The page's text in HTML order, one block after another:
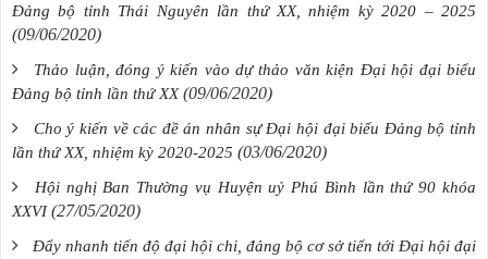
Đảng bộ tỉnh Thái Nguyên lần thứ XX, nhiệm kỳ 2020 – 2025
(09/06/2020)
Thảo luận, đóng ý kiến vào dự thảo văn kiện Đại hội đại biểu
Đảng bộ tỉnh lần thứ XX (09/06/2020)
Cho ý kiến về các đề án nhân sự Đại hội đại biểu Đảng bộ tỉnh
lần thứ XX, nhiệm kỳ 2020-2025 (03/06/2020)
Hội nghị Ban Thường vụ Huyện uỷ Phú Bình lần thứ 90 khóa
XXVI (27/05/2020)
Đẩy nhanh tiến độ đại hội chi, đảng bộ cơ sở tiến tới Đại hội đại